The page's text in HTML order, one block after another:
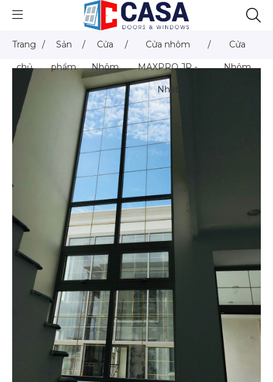
Trang
chủ
/ Sản
phẩm
/ Cửa
Nhôm
/ Cửa nhôm
MAXPRO.JP -
Nhật
/ Cửa
Nhôm